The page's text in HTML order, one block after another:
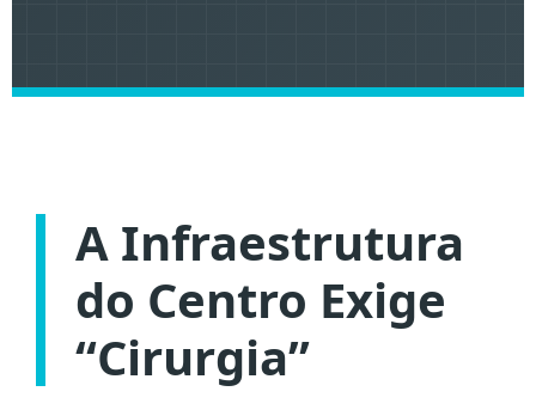
A Infraestrutura
do Centro Exige
“Cirurgia”